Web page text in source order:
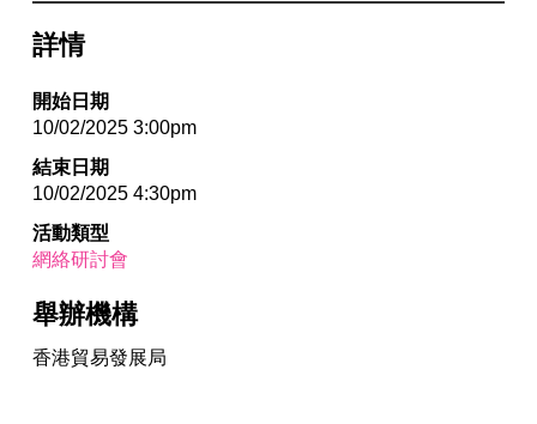
詳情
開始日期
10/02/2025 3:00pm
結束日期
10/02/2025 4:30pm
活動類型
網絡研討會
舉辦機構
香港貿易發展局